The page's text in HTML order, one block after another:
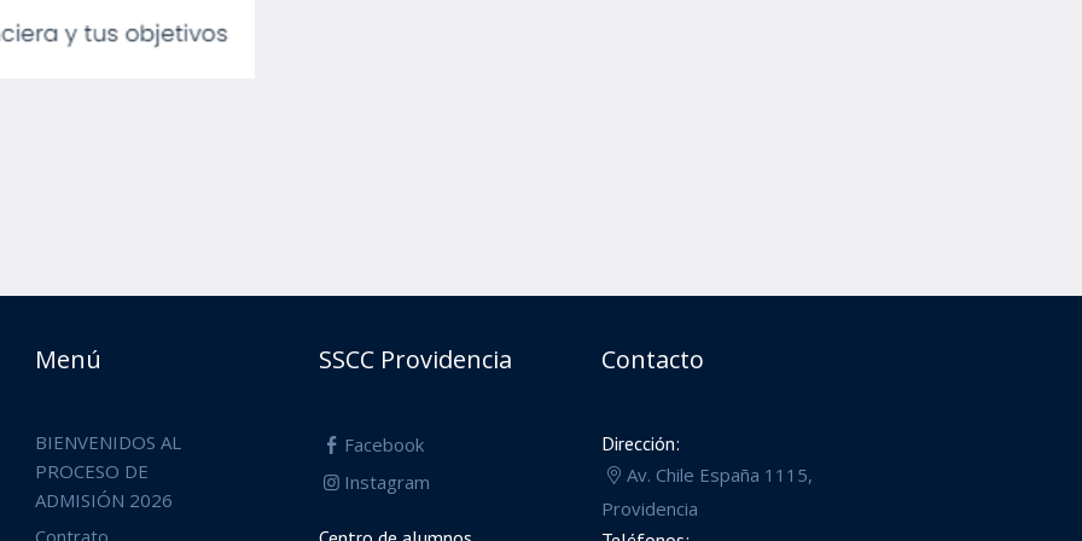
Menú
BIENVENIDOS AL
PROCESO DE
ADMISIÓN 2026
SSCC Providencia
Facebook
Instagram
Contacto
Dirección:
Av. Chile España 1115,
Providencia